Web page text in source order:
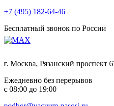
+7 (495) 182-64-46
Бесплатный звонок по России
г. Москва, Рязанский проспект
Ежедневно без перерывов
с 08:00 до 19:00